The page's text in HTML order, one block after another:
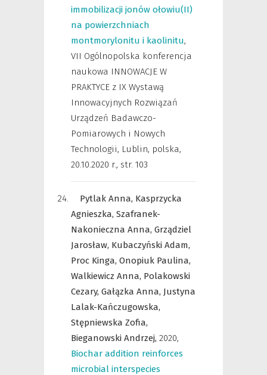
immobilizacji jonów ołowiu(II)
na powierzchniach
montmorylonitu i kaolinitu,
VII Ogólnopolska konferencja
naukowa INNOWACJE W
PRAKTYCE z IX Wystawą
Innowacyjnych Rozwiązań
Urządzeń Badawczo-
Pomiarowych i Nowych
Technologii, Lublin, polska,
20.10.2020 r., str. 103
Pytlak Anna, Kasprzycka
Agnieszka, Szafranek-
Nakonieczna Anna, Grządziel
Jarosław, Kubaczyński Adam,
Proc Kinga, Onopiuk Paulina,
Walkiewicz Anna, Polakowski
Cezary, Gałązka Anna, Justyna
Lalak-Kańczugowska,
Stępniewska Zofia,
Bieganowski Andrzej, 2020,
Biochar addition reinforces
microbial interspecies